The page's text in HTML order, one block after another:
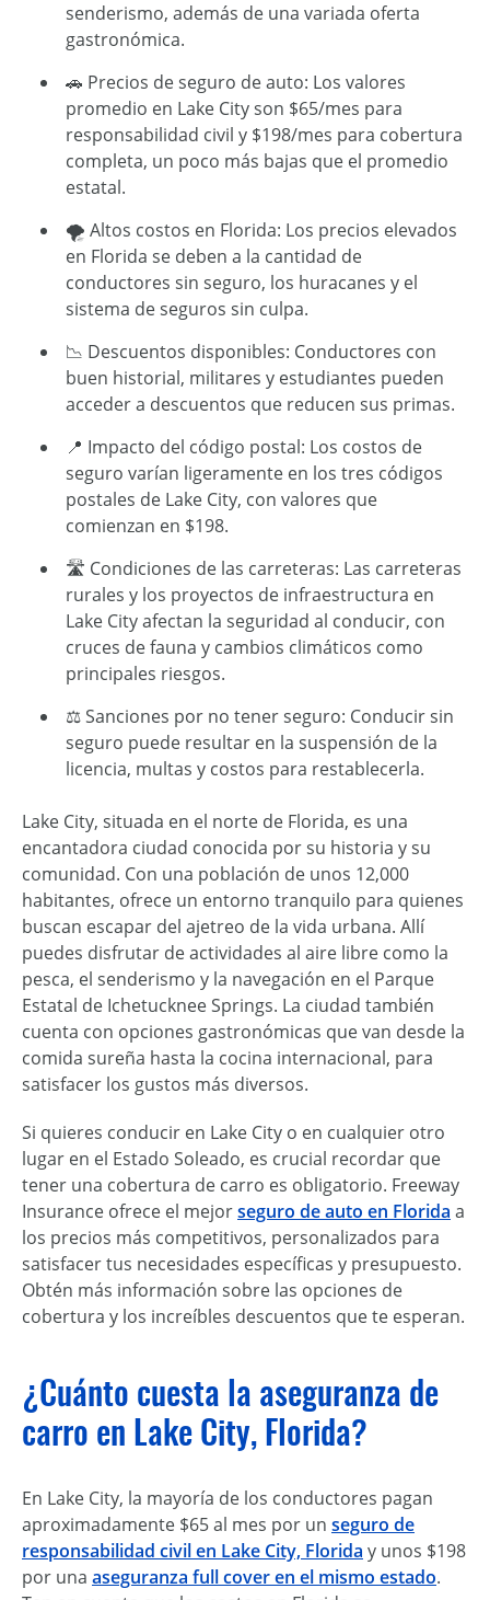
senderismo, además de una variada oferta
gastronómica.
🚗 Precios de seguro de auto: Los valores
promedio en Lake City son $65/mes para
responsabilidad civil y $198/mes para cobertura
completa, un poco más bajas que el promedio
estatal.
🌪️ Altos costos en Florida: Los precios elevados
en Florida se deben a la cantidad de
conductores sin seguro, los huracanes y el
sistema de seguros sin culpa.
📉 Descuentos disponibles: Conductores con
buen historial, militares y estudiantes pueden
acceder a descuentos que reducen sus primas.
📍 Impacto del código postal: Los costos de
seguro varían ligeramente en los tres códigos
postales de Lake City, con valores que
comienzan en $198.
🛣️ Condiciones de las carreteras: Las carreteras
rurales y los proyectos de infraestructura en
Lake City afectan la seguridad al conducir, con
cruces de fauna y cambios climáticos como
principales riesgos.
⚖️ Sanciones por no tener seguro: Conducir sin
seguro puede resultar en la suspensión de la
licencia, multas y costos para restablecerla.
Lake City, situada en el norte de Florida, es una
encantadora ciudad conocida por su historia y su
comunidad. Con una población de unos 12,000
habitantes, ofrece un entorno tranquilo para quienes
buscan escapar del ajetreo de la vida urbana. Allí
puedes disfrutar de actividades al aire libre como la
pesca, el senderismo y la navegación en el Parque
Estatal de Ichetucknee Springs. La ciudad también
cuenta con opciones gastronómicas que van desde la
comida sureña hasta la cocina internacional, para
satisfacer los gustos más diversos.
Si quieres conducir en Lake City o en cualquier otro
lugar en el Estado Soleado, es crucial recordar que
tener una cobertura de carro es obligatorio. Freeway
Insurance ofrece el mejorseguro de auto en Florida a
los precios más competitivos, personalizados para
satisfacer tus necesidades específicas y presupuesto.
Obtén más información sobre las opciones de
cobertura y los increíbles descuentos que te esperan.
¿Cuánto cuesta la aseguranza de
carro en Lake City, Florida?
En Lake City, la mayoría de los conductores pagan
aproximadamente $65 al mes por un seguro de
responsabilidad civil en Lake City, Florida y unos $198
por una aseguranza full cover en el mismo estado.